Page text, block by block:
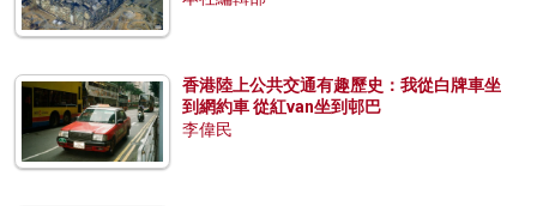
香港陸上公共交通有趣歷史：我從白牌車坐
到網約車 從紅van坐到邨巴
李偉民